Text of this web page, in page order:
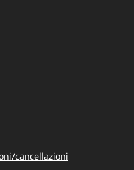
cancellazioni